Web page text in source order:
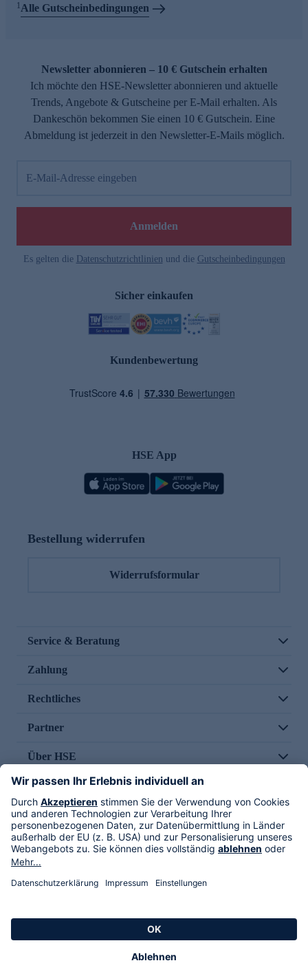
1Alle Gutscheinbedingungen
Newsletter abonnieren – 10 € Gutschein erhalten
Ich möchte den HSE-Newsletter abonnieren und aktuelle
Trends, Angebote & Gutscheine per E-Mail erhalten. Als
Dankeschön bekommen Sie einen 10 € Gutschein. Eine
Abmeldung ist jederzeit in den Newsletter-E-Mails möglich.
E-Mail-Adresse eingeben
Anmelden
Es gelten die Datenschutzrichtlinien und die Gutscheinbedingungen
Sicher einkaufen
Kundenbewertung
HSE App
Bestellung widerrufen
Widerrufsformular
Service & Beratung
Zahlung
Rechtliches
Partner
Über HSE
Im TV
HSE International